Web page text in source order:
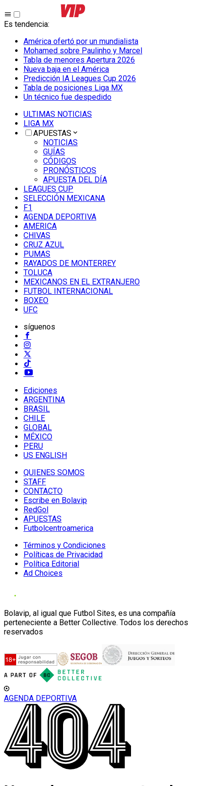
Es tendencia:
América ofertó por un mundialista
Mohamed sobre Paulinho y Marcel
Tabla de menores Apertura 2026
Nueva baja en el América
Predicción IA Leagues Cup 2026
Tabla de posiciones Liga MX
Un técnico fue despedido
ULTIMAS NOTICIAS
LIGA MX
APUESTAS
NOTICIAS
GUÍAS
CÓDIGOS
PRONÓSTICOS
APUESTA DEL DÍA
LEAGUES CUP
SELECCIÓN MEXICANA
F1
AGENDA DEPORTIVA
AMERICA
CHIVAS
CRUZ AZUL
PUMAS
RAYADOS DE MONTERREY
TOLUCA
MEXICANOS EN EL EXTRANJERO
FUTBOL INTERNACIONAL
BOXEO
UFC
síguenos
Ediciones
ARGENTINA
BRASIL
CHILE
GLOBAL
MÉXICO
PERU
US ENGLISH
QUIENES SOMOS
STAFF
CONTACTO
Escribe en Bolavip
RedGol
APUESTAS
Futbolcentroamerica
Términos y Condiciones
Políticas de Privacidad
Política Editorial
Ad Choices
Bolavip, al igual que Futbol Sites, es una compañía
perteneciente a Better Collective. Todos los derechos
reservados
AGENDA DEPORTIVA